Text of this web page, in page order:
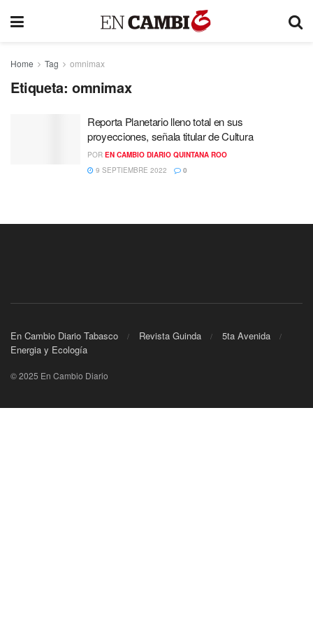
Home Tag omnimax
Etiqueta: omnimax
Reporta Planetario lleno total en sus
proyecciones, señala titular de Cultura
POR EN CAMBIO DIARIO QUINTANA ROO
9 SEPTIEMBRE 2022
0
En Cambio Diario Tabasco Revista Guinda
5ta Avenida
Energia y Ecología
© 2025 En Cambio Diario